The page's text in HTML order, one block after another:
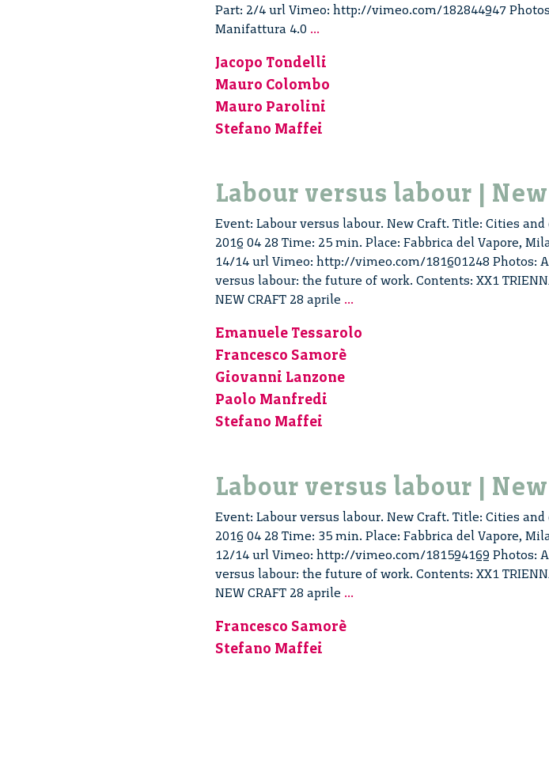
Part: 2/4 url Vimeo: http://vimeo.com/182844947
Manifattura 4.0 ...
:
il
ruolo
del
2/4
Jacopo Tondelli
Mauro Colombo
Mauro Parolini
Stefano Maffei
Labour versus labour |
Event: Labour versus labour. New Craft. Title: Cities
2016 04 28 Time: 25 min. Place: Fabbrica del Vapore,
14/14 url Vimeo: http://vimeo.com/181601248 Photos:
versus labour: the future of work. Contents: XX1
NEW CRAFT 28 aprile ...
labour
Emanuele Tessarolo
Francesco Samorè
Giovanni Lanzone
Paolo Manfredi
Stefano Maffei
Labour versus labour |
Event: Labour versus labour. New Craft. Title: Cities
2016 04 28 Time: 35 min. Place: Fabbrica del Vapore,
12/14 url Vimeo: http://vimeo.com/181594169 Photos:
versus labour: the future of work. Contents: XX1
NEW CRAFT 28 aprile ...
Francesco Samorè
Stefano Maffei